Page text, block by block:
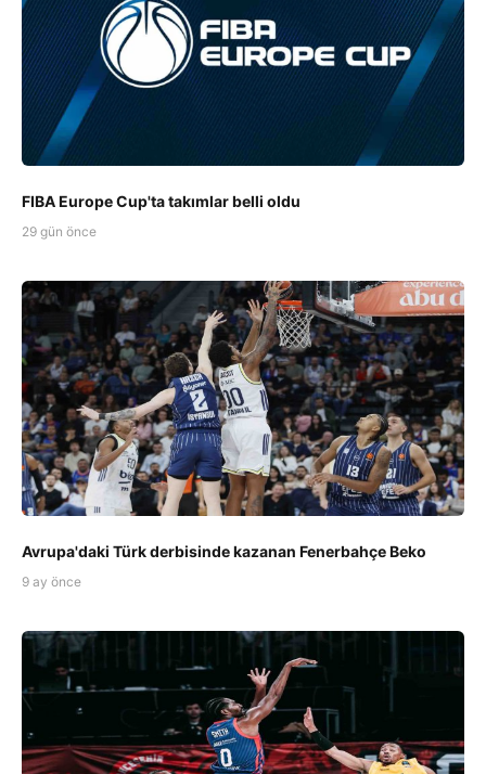
FIBA Europe Cup'ta takımlar belli oldu
29 gün önce
Avrupa'daki Türk derbisinde kazanan Fenerbahçe Beko
9 ay önce